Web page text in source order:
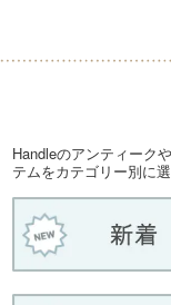
Handleのアンティーク
テムをカテゴリー別に